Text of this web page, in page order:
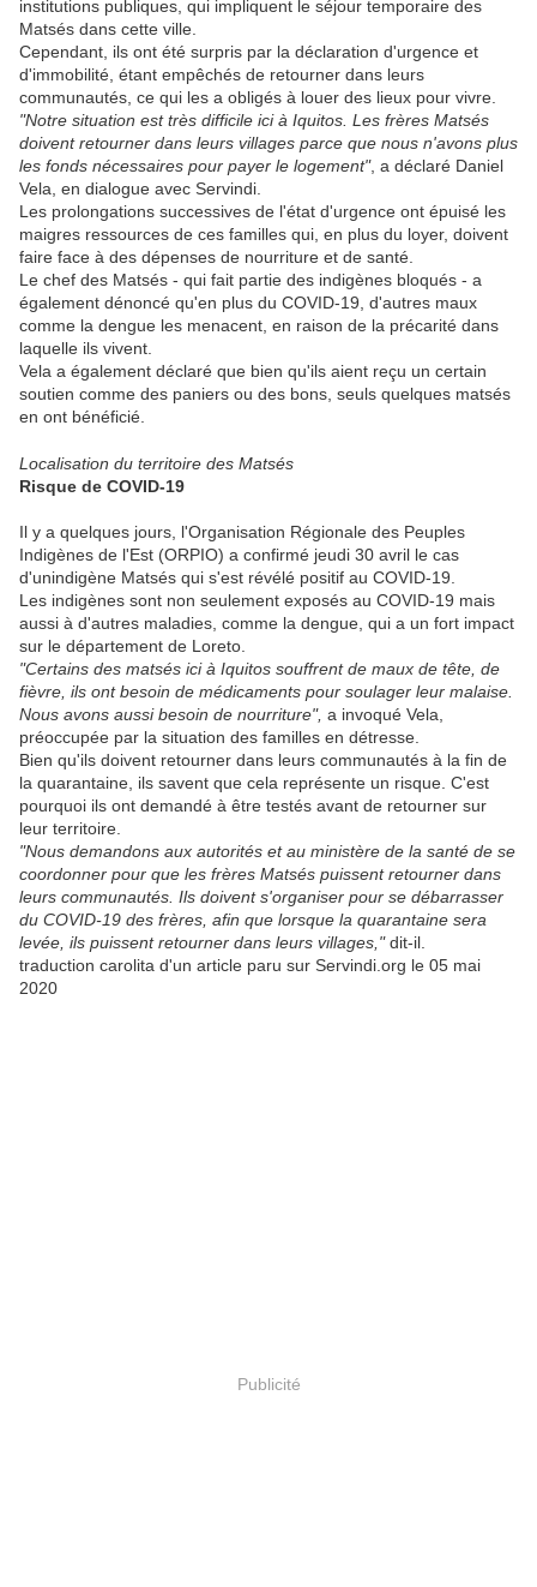
institutions publiques, qui impliquent le séjour temporaire des
Matsés dans cette ville.
Cependant, ils ont été surpris par la déclaration d'urgence et
d'immobilité, étant empêchés de retourner dans leurs
communautés, ce qui les a obligés à louer des lieux pour vivre.
"Notre situation est très difficile ici à Iquitos. Les frères Matsés
doivent retourner dans leurs villages parce que nous n'avons plus
les fonds nécessaires pour payer le logement", a déclaré Daniel
Vela, en dialogue avec Servindi.
Les prolongations successives de l'état d'urgence ont épuisé les
maigres ressources de ces familles qui, en plus du loyer, doivent
faire face à des dépenses de nourriture et de santé.
Le chef des Matsés - qui fait partie des indigènes bloqués - a
également dénoncé qu'en plus du COVID-19, d'autres maux
comme la dengue les menacent, en raison de la précarité dans
laquelle ils vivent.
Vela a également déclaré que bien qu'ils aient reçu un certain
soutien comme des paniers ou des bons, seuls quelques matsés
en ont bénéficié.
Localisation du territoire des Matsés
Risque de COVID-19
Il y a quelques jours, l'Organisation Régionale des Peuples
Indigènes de l'Est (ORPIO) a confirmé jeudi 30 avril le cas
d'unindigène Matsés qui s'est révélé positif au COVID-19.
Les indigènes sont non seulement exposés au COVID-19 mais
aussi à d'autres maladies, comme la dengue, qui a un fort impact
sur le département de Loreto.
"Certains des matsés ici à Iquitos souffrent de maux de tête, de
fièvre, ils ont besoin de médicaments pour soulager leur malaise.
Nous avons aussi besoin de nourriture", a invoqué Vela,
préoccupée par la situation des familles en détresse.
Bien qu'ils doivent retourner dans leurs communautés à la fin de
la quarantaine, ils savent que cela représente un risque. C'est
pourquoi ils ont demandé à être testés avant de retourner sur
leur territoire.
"Nous demandons aux autorités et au ministère de la santé de se
coordonner pour que les frères Matsés puissent retourner dans
leurs communautés. Ils doivent s'organiser pour se débarrasser
du COVID-19 des frères, afin que lorsque la quarantaine sera
levée, ils puissent retourner dans leurs villages,"dit-il.
traduction carolita d'un article paru sur Servindi.org le 05 mai
2020
Publicité